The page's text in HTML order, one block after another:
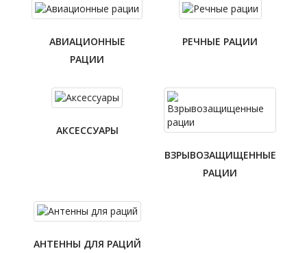
АВИАЦИОННЫЕ
РАЦИИ
РЕЧНЫЕ РАЦИИ
АКСЕССУАРЫ
ВЗРЫВОЗАЩИЩЕННЫЕ
РАЦИИ
АНТЕННЫ ДЛЯ РАЦИЙ